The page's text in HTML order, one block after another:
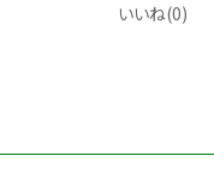
いいね(0)